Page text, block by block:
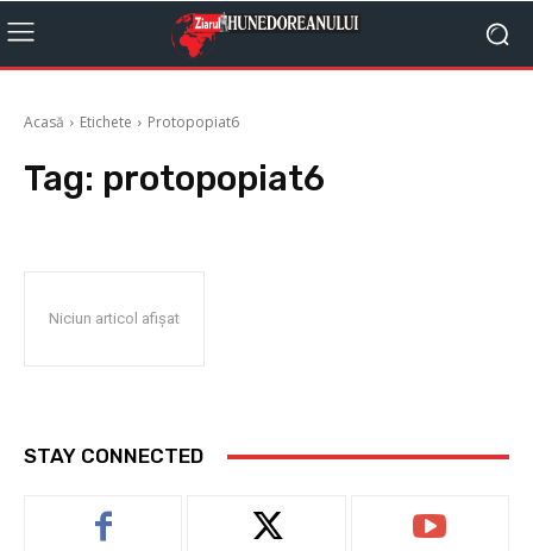
Acasă Etichete Protopopiat6
Tag: protopopiat6
Niciun articol afișat
STAY CONNECTED